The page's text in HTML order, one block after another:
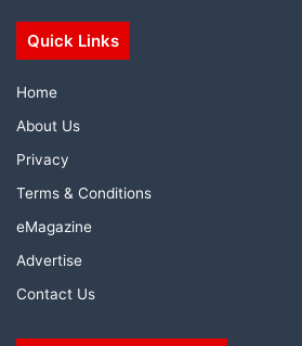
Quick Links
Home
About Us
Privacy
Terms & Conditions
eMagazine
Advertise
Contact Us